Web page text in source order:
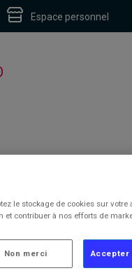
Espace personnel
le stockage de cookies sur votre
et contribuer à nos efforts de
Non merci Accepter